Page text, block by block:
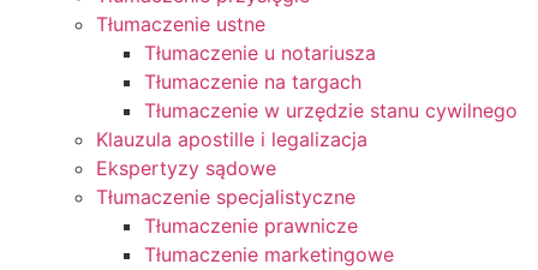
Tłumaczenie ustne
Tłumaczenie u notariusza
Tłumaczenie na targach
Tłumaczenie w urzędzie stanu cywilnego
Klauzula apostille i legalizacja
Ekspertyzy sądowe
Tłumaczenie specjalistyczne
Tłumaczenie prawnicze
Tłumaczenie marketingowe